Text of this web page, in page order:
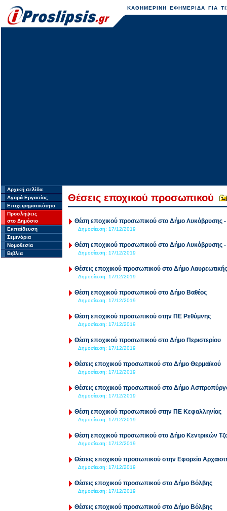
ΚΑΘΗΜΕΡΙΝΗ ΕΦΗΜΕΡΙΔΑ ΓΙΑ
Αρχική σελίδα
Αγορά Εργασίας
Επιχειρηματικότητα
Προσλήψεις
στο Δημόσιο
Εκπαίδευση
Σεμινάρια
Νομοθεσία
Βιβλία
Θέσεις εποχικού προσωπικού
Θέση εποχικού προσωπικού στο Δήμο Λυκόβρυσης
Δημοσίευση: 17/12/2019
Θέση εποχικού προσωπικού στο Δήμο Λυκόβρυσης
Δημοσίευση: 17/12/2019
Θέσεις εποχικού προσωπικού στο Δήμο Λαυρεωτικής
Δημοσίευση: 17/12/2019
Θέση εποχικού προσωπικού στο Δήμο Βαθέος
Δημοσίευση: 17/12/2019
Θέση εποχικού προσωπικού στην ΠΕ Ρεθύμνης
Δημοσίευση: 17/12/2019
Θέση εποχικού προσωπικού στο Δήμο Περιστερίου
Δημοσίευση: 17/12/2019
Θέσεις εποχικού προσωπικού στο Δήμο Θερμαϊκού
Δημοσίευση: 17/12/2019
Θέσεις εποχικού προσωπικού στο Δήμο
Δημοσίευση: 17/12/2019
Θέση εποχικού προσωπικού στην ΠΕ Κεφαλληνίας
Δημοσίευση: 17/12/2019
Θέση εποχικού προσωπικού στο Δήμο Κεντρικών
Δημοσίευση: 17/12/2019
Θέσεις εποχικού προσωπικού στην Εφορεία
Δημοσίευση: 17/12/2019
Θέσεις εποχικού προσωπικού στο Δήμο Βόλβης
Δημοσίευση: 17/12/2019
Θέσεις εποχικού προσωπικού στο Δήμο Βόλβης